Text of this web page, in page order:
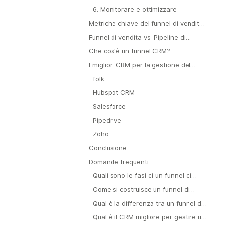
6. Monitorare e ottimizzare
Metriche chiave del funnel di vendita
Funnel di vendita vs. Pipeline di
Che cos'è un funnel CRM?
I migliori CRM per la gestione del
folk
Hubspot CRM
Salesforce
Pipedrive
Zoho
Conclusione
Domande frequenti
Quali sono le fasi di un funnel di
Come si costruisce un funnel di
vendita che converte?
Qual è la differenza tra un funnel di
vendita e una pipeline di vendita?
Qual è il CRM migliore per gestire un